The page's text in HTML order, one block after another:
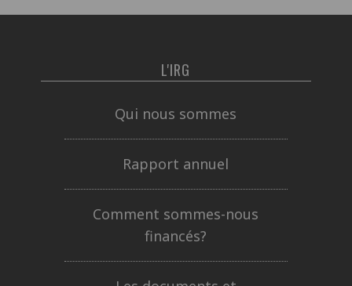
L'IRG
Qui nous sommes
Rapport annuel
Comment sommes-nous
financés?